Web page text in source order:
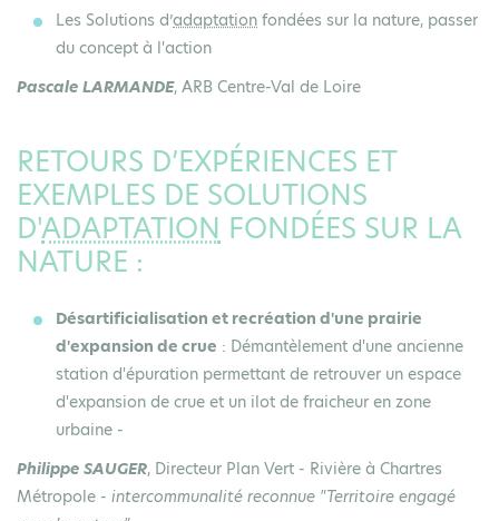
Les Solutions d’adaptation fondées sur la nature, passer
du concept à l'action
Pascale LARMANDE, ARB Centre-Val de Loire
RETOURS D’EXPÉRIENCES ET
EXEMPLES DE SOLUTIONS
D'ADAPTATION FONDÉES SUR LA
NATURE :
Désartificialisation et recréation d'une prairie
d'expansion de crue : Démantèlement d'une ancienne
station d'épuration permettant de retrouver un espace
d'expansion de crue et un ilot de fraicheur en zone
urbaine -
Philippe SAUGER, Directeur Plan Vert - Rivière à Chartres
Métropole - intercommunalité reconnue "Territoire engagé